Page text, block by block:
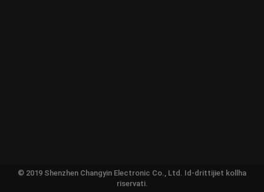
© 2019 Shenzhen Changyin Electronic Co., Ltd. Id-drittijiet kollha
riservati.